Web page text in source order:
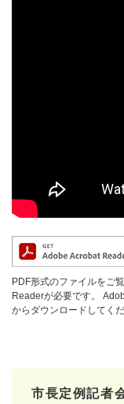
PDF形式のファイルをご
Readerが必要です。
からダウンロードしてく
市長定例記者